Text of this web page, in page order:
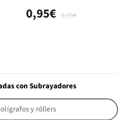
1,75€
0,95€
con Subrayadores
y róllers